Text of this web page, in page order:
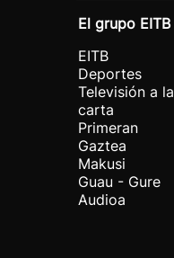
El grupo EITB
EITB
Deportes
Televisión a la
carta
Primeran
Gaztea
Makusi
Guau - Gure
Audioa